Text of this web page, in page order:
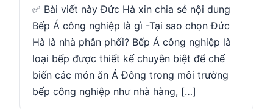
✅ Bài viết này Đức Hà xin chia sẻ nội dung
Bếp Á công nghiệp là gì -Tại sao chọn Đức
Hà là nhà phân phối? Bếp Á công nghiệp là
loại bếp được thiết kế chuyên biệt để chế
biến các món ăn Á Đông trong môi trường
bếp công nghiệp như nhà hàng, […]